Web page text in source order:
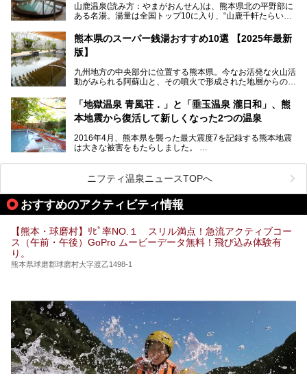
日、の合計8日間開催。今回は地元九州在住の筆者が、その
見所を徹底紹介。併せて、その他イベントや立ち寄り湯も併
山鹿温泉(読み方：やまがおんせん)は、熊本県北の平野部に
ある名湯。湯量は全国トップ10に入り、“山鹿千軒たらいな
泉質であり、お湯の良さにも定評があります。
今回は地元九州の温泉ライターの私が実際に入浴した中か
設・家族風呂の3パターンに分類し、合計10施設を厳選して
ご紹介。ぜひ、湯めぐりの参考にして下さいね！
熊本県のスーパー銭湯おすすめ10選 【2025年最新
版】
九州地方の中央部分に位置する熊本県。今なお活発な火山活
動がみられる阿蘇山と、その噴火で形成された地層からの湧
す。
そんな熊本県は、県内の至るところから温泉が湧いている温
泉県でもあります。山鹿温泉、玉名温泉、黒川温泉、人吉温
出すスーパー銭湯が豊富です。なかでも注目のスーパー銭湯
をピックアップしました。
「地獄温泉 青風荘．」と「垂玉温泉 瀧日和」、熊
本地震から復活して新しくなった2つの温泉
2016年4月、熊本県を襲った最大震度7を記録する熊本地震
は大きな被害をもたらしました。
阿蘇山麓の南阿蘇村の「地獄温泉 清風荘」、そして「清風
荘」から400mほど離れた「垂玉（たるたま）温泉 山口旅
館」の2軒は、この地震による土砂崩れなどのために、一時
期は孤立状態に。もしかしたらこの時のニュースで、「地獄
温泉」と「垂玉温泉」の名前を知った人もいるかもしれませ
ん。
この2軒は今どうなっているのでしょうか。実は現在は「地
獄温泉 青風荘．」「垂玉温泉 瀧日和」として営業を再開し
します。
ニフティ温泉ニュースTOPへ
おすすめのアクティビティ情報
【熊本・球磨村】ﾘﾋﾟ率NO.１ スリル満点！急流アクティブコー
ス（午前・午後）GoPro ムービーデータ無料！飛び込み体験有
り。
熊本県球磨郡球磨村大字渡乙1498-1